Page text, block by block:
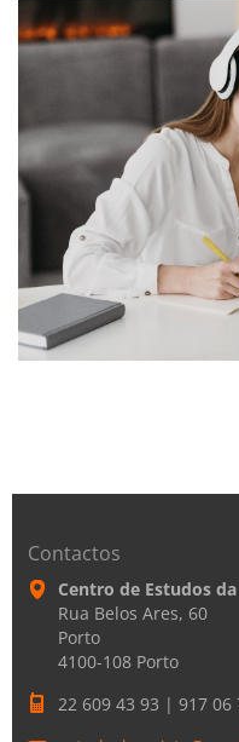
Contactos
Centro de Estudos
Rua Belos Ares, 60
Porto
4100-108 Porto
22 609 43 93 | 917 06